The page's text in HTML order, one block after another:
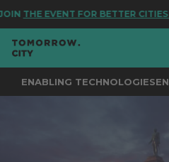
THE EVENT FOR BETTER CITIES–
ENABLING TECHNOLOGIES